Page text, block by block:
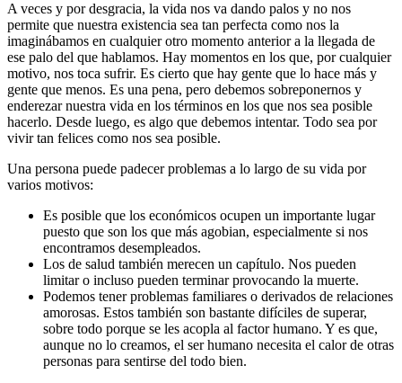
A veces y por desgracia, la vida nos va dando palos y no nos
permite que nuestra existencia sea tan perfecta como nos la
imaginábamos en cualquier otro momento anterior a la llegada de
ese palo del que hablamos. Hay momentos en los que, por cualquier
motivo, nos toca sufrir. Es cierto que hay gente que lo hace más y
gente que menos. Es una pena, pero debemos sobreponernos y
enderezar nuestra vida en los términos en los que nos sea posible
hacerlo. Desde luego, es algo que debemos intentar. Todo sea por
vivir tan felices como nos sea posible.
Una persona puede padecer problemas a lo largo de su vida por
varios motivos:
Es posible que los económicos ocupen un importante lugar
puesto que son los que más agobian, especialmente si nos
encontramos desempleados.
Los de salud también merecen un capítulo. Nos pueden
limitar o incluso pueden terminar provocando la muerte.
Podemos tener problemas familiares o derivados de relaciones
amorosas. Estos también son bastante difíciles de superar,
sobre todo porque se les acopla al factor humano. Y es que,
aunque no lo creamos, el ser humano necesita el calor de otras
personas para sentirse del todo bien.